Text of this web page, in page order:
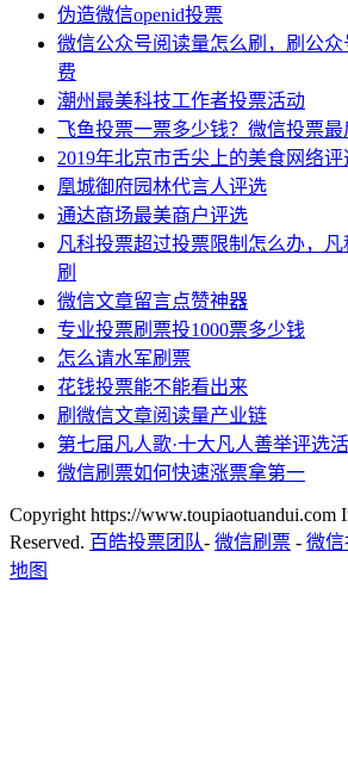
伪造微信openid投票
微信公众号阅读量怎么刷，刷公
费
潮州最美科技工作者投票活动
飞鱼投票一票多少钱？微信投票
2019年北京市舌尖上的美食网络
凰城御府园林代言人评选
通达商场最美商户评选
凡科投票超过投票限制怎么办，
刷
微信文章留言点赞神器
专业投票刷票投1000票多少钱
怎么请水军刷票
花钱投票能不能看出来
刷微信文章阅读量产业链
第七届凡人歌·十大凡人善举评选
微信刷票如何快速涨票拿第一
Copyright https://www.toupiaotuandui.com
Reserved. 百皓投票团队- 微信刷票 - 微
地图